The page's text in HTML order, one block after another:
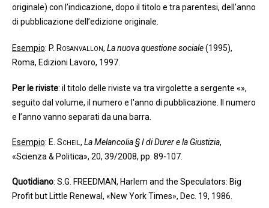
originale) con l’indicazione, dopo il titolo e tra parentesi, dell’anno
di pubblicazione dell’edizione originale.
Esempio: P. Rosanvallon, La nuova questione sociale(1995),
Roma, Edizioni Lavoro, 1997.
Per le riviste: il titolo delle riviste va tra virgolette a sergente «»,
seguito dal volume, il numero e l'anno di pubblicazione. Il numero
e l’anno vanno separati da una barra.
Esempio: E. Scheil , La Melancolia § I di Durer e la Giustizia,
«Scienza & Politica», 20, 39/2008, pp. 89-107.
Quotidiano: S.G. FREEDMAN, Harlem and the Speculators: Big
Profit but Little Renewal, «New York Times», Dec. 19, 1986.